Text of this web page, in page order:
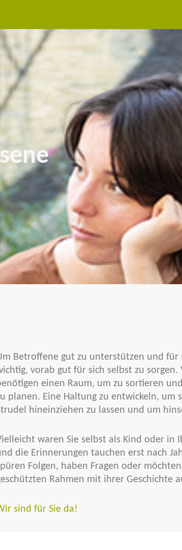
Betroffene gut zu unterstützen und für
vorab gut für sich selbst zu sorgen.
einen Raum, um zu sortieren
planen. Eine Haltung zu entwickeln, um
hineinziehen zu lassen und um
waren Sie selbst als Kind oder in
die Erinnerungen tauchen erst nach
Folgen, haben Fragen oder
Rahmen mit ihrer Geschichte
sind für Sie da!